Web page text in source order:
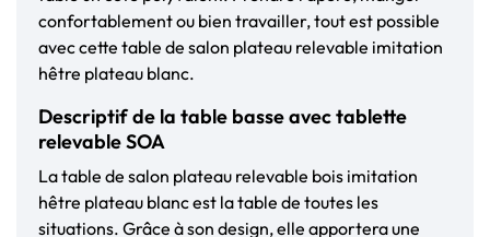
confortablement ou bien travailler, tout est possible
avec cette table de salon plateau relevable imitation
hêtre plateau blanc.
Descriptif de la table basse avec tablette
relevable SOA
La table de salon plateau relevable bois imitation
hêtre plateau blanc est la table de toutes les
situations. Grâce à son design, elle apportera une